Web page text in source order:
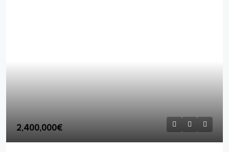
2,400,000€